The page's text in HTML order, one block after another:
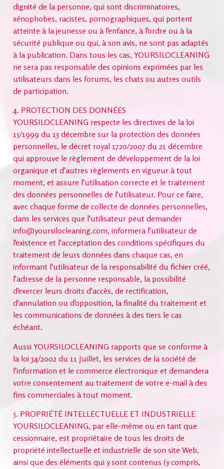
dignité de la personne, qui sont discriminatoires,
xénophobes, racistes, pornographiques, qui portent
atteinte à la jeunesse ou à l'enfance, à l'ordre ou à la
sécurité publique ou qui, à son avis, ne sont pas adaptés
à la publication. Dans tous les cas, YOURSILOCLEANING
ne sera pas responsable des opinions exprimées par les
utilisateurs dans les forums, les chats ou autres outils
de participation.
4. PROTECTION DES DONNÉES
YOURSILOCLEANING respecte les directives de la loi
15/1999 du 13 décembre sur la protection des données
personnelles, le décret royal 1720/2007 du 21 décembre
qui approuve le règlement de développement de la loi
organique et d'autres règlements en vigueur à tout
moment, et assure l'utilisation correcte et le traitement
des données personnelles de l'utilisateur. Pour ce faire,
avec chaque forme de collecte de données personnelles,
dans les services que l'utilisateur peut demander
info@yoursilocleaning.com, informera l'utilisateur de
l'existence et l'acceptation des conditions spécifiques du
traitement de leurs données dans chaque cas, en
informant l'utilisateur de la responsabilité du fichier créé,
l'adresse de la personne responsable, la possibilité
d'exercer leurs droits d'accès, de rectification,
d'annulation ou d'opposition, la finalité du traitement et
les communications de données à des tiers le cas
échéant.
Aussi YOURSILOCLEANING rapports que se conforme à
la loi 34/2002 du 11 Juillet, les services de la société de
l'information et le commerce électronique et demandera
votre consentement au traitement de votre e-mail à des
fins commerciales à tout moment.
5. PROPRIÉTÉ INTELLECTUELLE ET INDUSTRIELLE
YOURSILOCLEANING, par elle-même ou en tant que
cessionnaire, est propriétaire de tous les droits de
propriété intellectuelle et industrielle de son site Web,
ainsi que des éléments qui y sont contenus (y compris,